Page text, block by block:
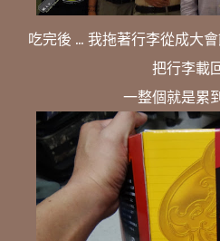
吃完後 ... 我拖著行李從成大
把行李載
一整個就是累